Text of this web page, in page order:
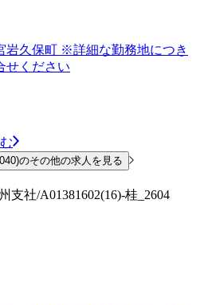
岩久保町 ※詳細な勤務地につき
せください
のその他の求人を見る
支社/A01381602(16)-桂_2604